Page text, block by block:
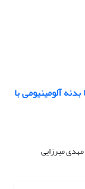
آلومینیومی با
میرزایی